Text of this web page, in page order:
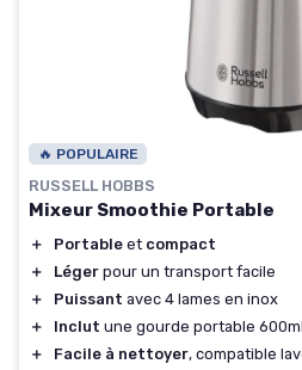
🔥 POPULAIRE
RUSSELL HOBBS
Mixeur Smoothie Portable
＋ Portable et compact
＋
Léger pour un transport facile
＋
Puissant avec 4 lames en inox
＋
Inclut une gourde portable
＋
Facile à nettoyer, compatible